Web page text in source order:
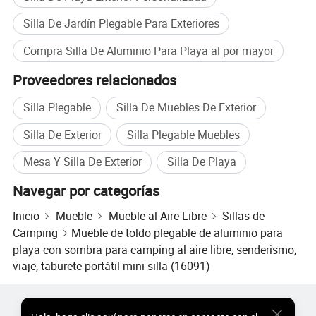
Estamos comprometidos a optimizar y mejorar
continuamente nuestros productos y servicios, y lograr
esto a través de la innovación tecnológica continua y la
expansión de negocios. Nuestro equipo siempre presta
atención a la tendencia del mercado, a la comprensión en
profundidad de las necesidades de los usuarios, con el fin
de proporcionar productos y servicios de mayor calidad
para satisfacer las necesidades de los diferentes clientes.
Desde sillas de camping de alta calidad que se pueden
distribuir fácilmente hasta cómodas camas de
campamento, nuestros productos están diseñados para
hacer el camping más cómodo y seguro. También
reconocemos la importancia de la sostenibilidad, por lo
que nos comprometemos a utilizar materiales y procesos
de fabricación respetuosos con el medio ambiente para
Pero simplemente hacer camping más conveniente no es
Silla De Jardín Plegable Para Exteriores
Compra Silla De Aluminio Para Playa al por mayor
Proveedores relacionados
Silla Plegable
Silla De Muebles De Exterior
Silla De Exterior
Silla Plegable Muebles
Mesa Y Silla De Exterior
Silla De Playa
Navegar por categorías
Inicio Mueble Mueble al Aire Libre
Sillas de
Camping
Mueble de toldo plegable de aluminio para
playa con sombra para camping al aire libre, senderismo,
viaje, taburete portátil mini silla (16091)